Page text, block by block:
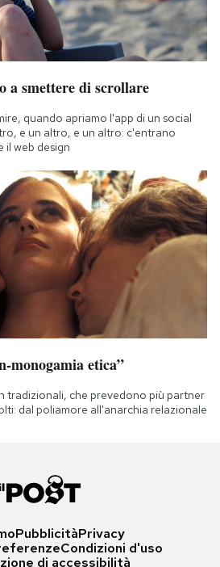
a smettere di scrollare
quando apriamo l'app di un social
e un altro, e un altro: c'entrano
il web design
monogamia etica”
tradizionali, che prevedono più partner
dal poliamore all'anarchia relazionale
PubblicitàPrivacy
Condizioni d'uso
di accessibilità